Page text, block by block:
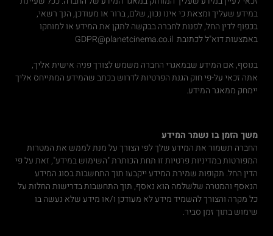
במידע שעליך ומצאת כי אינו נכון, שלם, ברור או מעודכן, הנך רשאי,
בכפוף לדין החל, לפנות לחברה בבקשה לתקן את המידע או למוחקו
באמצעות דוא"ל לכתובת GDPR@planetcinema.co.il
בנוסף, אם המידע שבמאגרי החברה משמש לצורך פניה אישית אליך,
אתה זכאי על-פי חוק הגנת הפרטיות לדרוש בכתב שהמידע המתייחס אליך
יימחק ממאגר המידע.
משך הזמן בו נשמר המידע
החברה תשמור את המידע שלך לפי הצורך על מנת לממש את המטרות
המפורטות במדיניות פרטיות זו תחת הכותרת "השימוש במידע", זאת על פי
הדין החל. תקופות שמירת המידע ייקבעו תוך התחשבות בסוג המידע
הנאסף והמטרה שלשלמה הוא נאסף, תוך התחשבות בדרישות החלות על
כל מקרה והצורך להשמיד מידע לא מעודכן ו/או מידע שלא נעשה בו
שימוש בתוך זמן סביר.